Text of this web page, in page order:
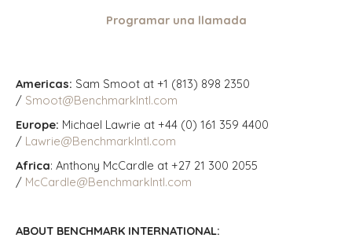
Programar una llamada
Americas: Sam Smoot at +1 (813) 898 2350
/ Smoot@BenchmarkIntl.com
Europe: Michael Lawrie at +44 (0) 161 359 4400
/ Lawrie@BenchmarkIntl.com
Africa: Anthony McCardle at +27 21 300 2055
/ McCardle@BenchmarkIntl.com
ABOUT BENCHMARK INTERNATIONAL: